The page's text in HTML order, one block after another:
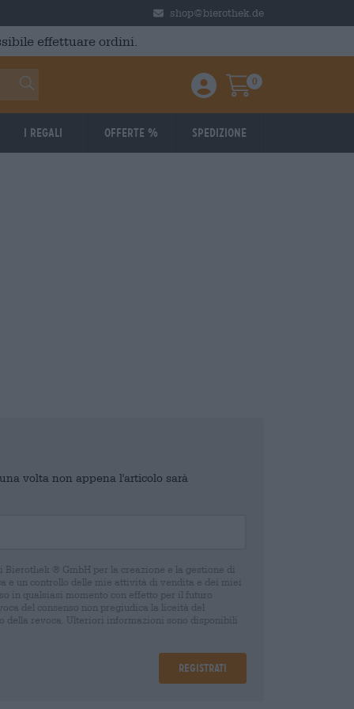
shop@bierothek.de
effettuare ordini.
Einloggen / Anmelden
Warenkorb
0
I regali Offerte % Spedizione
volta non appena l'articolo sarà
® GmbH per la creazione e la gestione di
e un controllo delle mie attività di vendita e dei miei
in qualsiasi momento con effetto per il futuro
del consenso non pregiudica la liceità del
della revoca. Ulteriori informazioni sono disponibili
Registrati